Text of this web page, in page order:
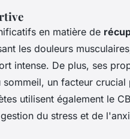
en matière de
les douleurs
intense. De plus, ses
un facteur crucial
utilisent également le
du stress et de